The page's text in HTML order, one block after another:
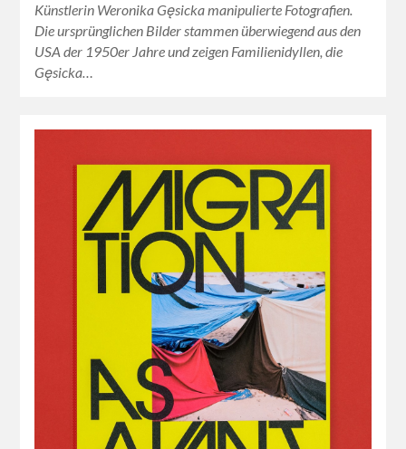
Künstlerin Weronika Gęsicka manipulierte Fotografien.
Die ursprünglichen Bilder stammen überwiegend aus den
USA der 1950er Jahre und zeigen Familienidyllen, die
Gęsicka…